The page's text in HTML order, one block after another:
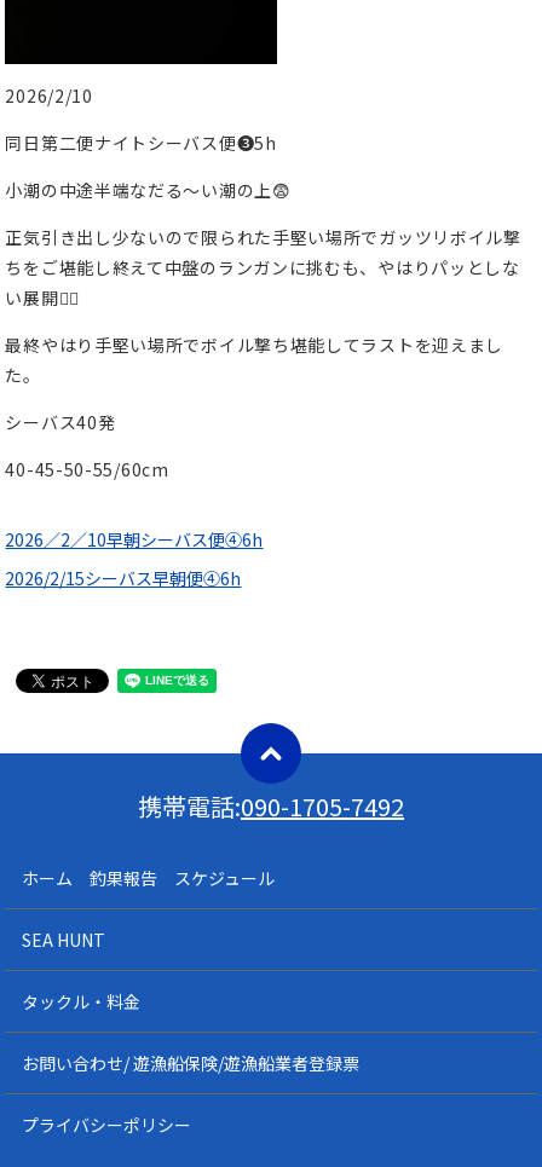
2026/2/10
同日第二便ナイトシーバス便❸5h
小潮の中途半端なだる〜い潮の上😨
正気引き出し少ないので限られた手堅い場所でガッツリボイル撃
ちをご堪能し終えて中盤のランガンに挑むも、やはりパッとしな
い展開😵‍💫
最終やはり手堅い場所でボイル撃ち堪能してラストを迎えまし
た。
シーバス40発
40-45-50-55/60cm
2026／2／10早朝シーバス便④6h
2026/2/15シーバス早朝便④6h
携帯電話:090-1705-7492
ホーム 釣果報告 スケジュール
SEA HUNT
タックル・料金
お問い合わせ/ 遊漁船保険/遊漁船業者登録票
プライバシーポリシー